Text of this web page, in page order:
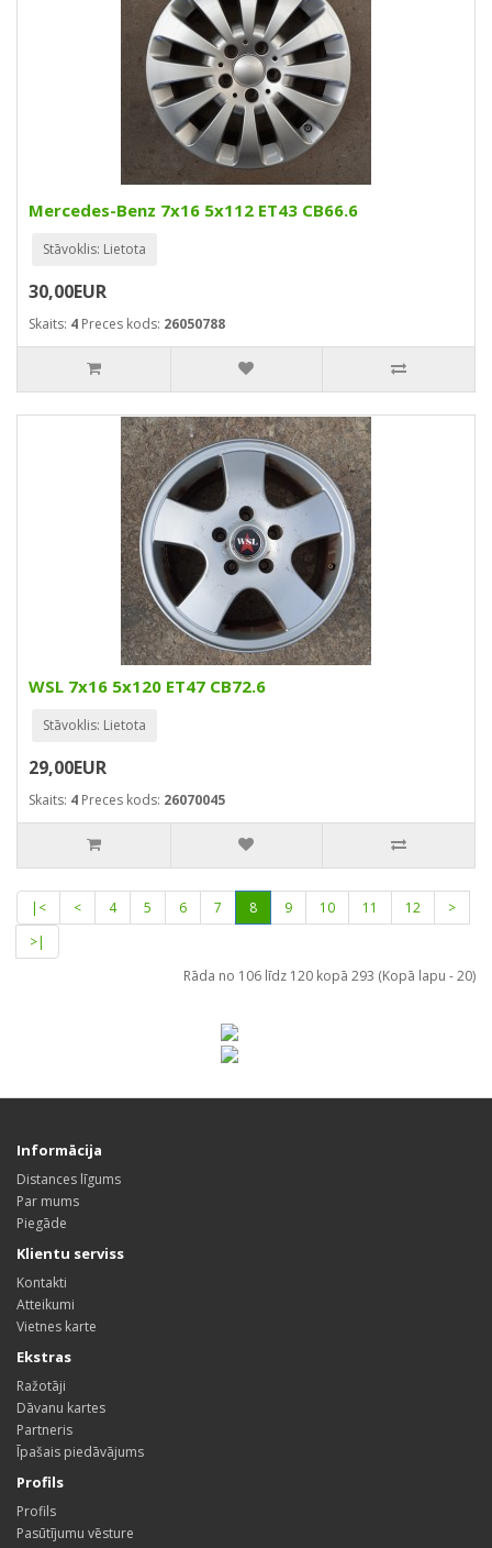
Mercedes-Benz 7x16 5x112 ET43 CB66.6
Stāvoklis: Lietota
30,00EUR
Skaits: 4 Preces kods: 26050788
WSL 7x16 5x120 ET47 CB72.6
Stāvoklis: Lietota
29,00EUR
Skaits: 4 Preces kods: 26070045
|< < 4 5 6 7 8 9 10 11 12
>
>|
Rāda no 106 līdz 120 kopā 293 (Kopā lapu - 20)
Informācija
Distances līgums
Par mums
Piegāde
Klientu serviss
Kontakti
Atteikumi
Vietnes karte
Ekstras
Ražotāji
Dāvanu kartes
Partneris
Īpašais piedāvājums
Profils
Profils
Pasūtījumu vēsture